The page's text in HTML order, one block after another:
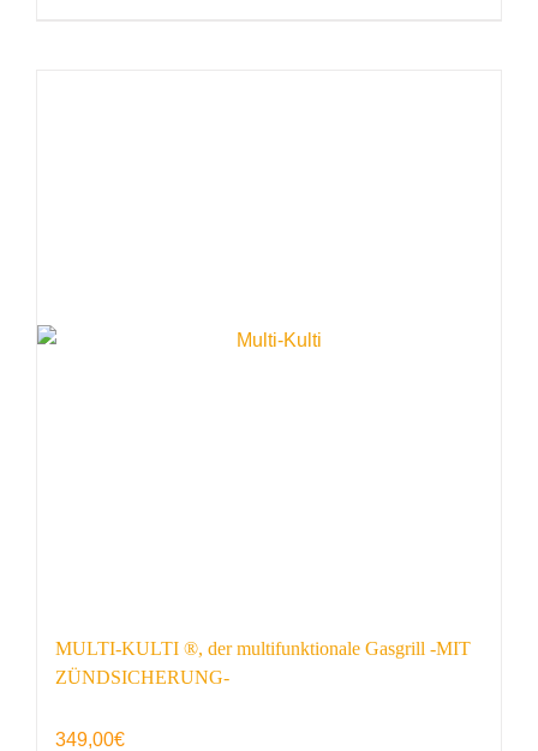
MULTI-KULTI ®, der multifunktionale Gasgrill -MIT
ZÜNDSICHERUNG-
349,00€